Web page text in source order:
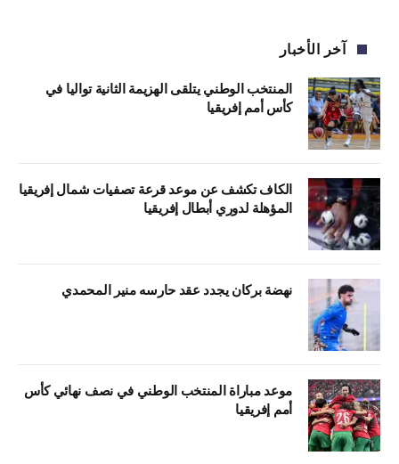
آخر الأخبار
المنتخب الوطني يتلقى الهزيمة الثانية تواليا في
كأس أمم إفريقيا
الكاف تكشف عن موعد قرعة تصفيات شمال إفريقيا
المؤهلة لدوري أبطال إفريقيا
نهضة بركان يجدد عقد حارسه منير المحمدي
موعد مباراة المنتخب الوطني في نصف نهائي كأس
أمم إفريقيا